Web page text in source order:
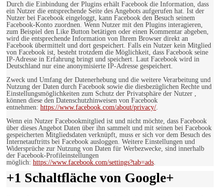
Durch die Einbindung der Plugins erhält Facebook die Information, dass
ein Nutzer die entsprechende Seite des Angebots aufgerufen hat. Ist der
Nutzer bei Facebook eingeloggt, kann Facebook den Besuch seinem
Facebook-Konto zuordnen. Wenn Nutzer mit den Plugins interagieren,
zum Beispiel den Like Button betätigen oder einen Kommentar abgeben,
wird die entsprechende Information von Ihrem Browser direkt an
Facebook übermittelt und dort gespeichert. Falls ein Nutzer kein Mitglied
von Facebook ist, besteht trotzdem die Möglichkeit, dass Facebook seine
IP-Adresse in Erfahrung bringt und speichert. Laut Facebook wird in
Deutschland nur eine anonymisierte IP-Adresse gespeichert.
Zweck und Umfang der Datenerhebung und die weitere Verarbeitung und
Nutzung der Daten durch Facebook sowie die diesbezüglichen Rechte und
Einstellungsmöglichkeiten zum Schutz der Privatsphäre der Nutzer ,
können diese den Datenschutzhinweisen von Facebook
entnehmen: https://www.facebook.com/about/privacy/.
Wenn ein Nutzer Facebookmitglied ist und nicht möchte, dass Facebook
über dieses Angebot Daten über ihn sammelt und mit seinen bei Facebook
gespeicherten Mitgliedsdaten verknüpft, muss er sich vor dem Besuch des
Internetauftritts bei Facebook ausloggen. Weitere Einstellungen und
Widersprüche zur Nutzung von Daten für Werbezwecke, sind innerhalb
der Facebook-Profileinstellungen
möglich: https://www.facebook.com/settings?tab=ads.
+1 Schaltfläche von Google+